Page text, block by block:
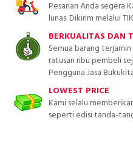
Pesanan Anda segera
lunas. Dikirim melalui
BERKUALITAS DAN
Semua barang
ratusan ribu pembeli
Pengguna Jasa
LOWEST PRICE
Kami selalu
seperti edisi tanda-